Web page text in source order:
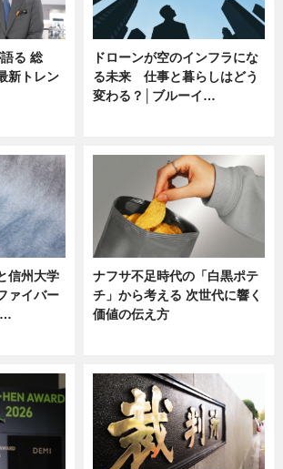
る 総
新トレン
ドローンが空のインフラにな
る未来 仕事と暮らしはどう
変わる？│ブルーイ…
信州大学
ァイバー
ナフサ不足時代の「白黒ポテ
チ」から考える 次世代に響く
価値の伝え方